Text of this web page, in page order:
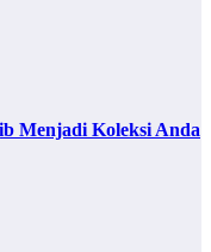
Menjadi Koleksi Anda